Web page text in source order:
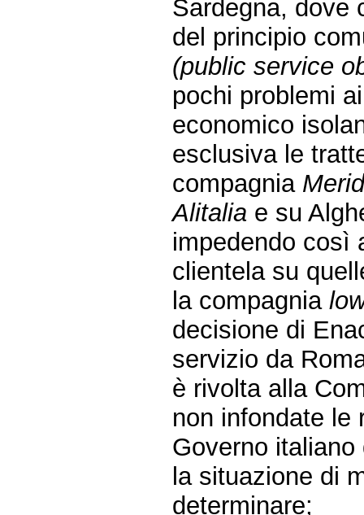
Sardegna, dove
del principio
(public service
pochi problemi
economico
esclusiva le
compagnia
Alitalia e su
impedendo così
clientela su
la compagnia
decisione di
servizio da
è rivolta alla
non infondate le
Governo
la situazione di
determinare;